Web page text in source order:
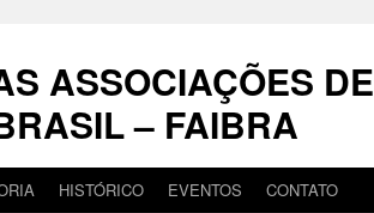
ASSOCIAÇÕES DE
– FAIBRA
HISTÓRICO EVENTOS CONTATO